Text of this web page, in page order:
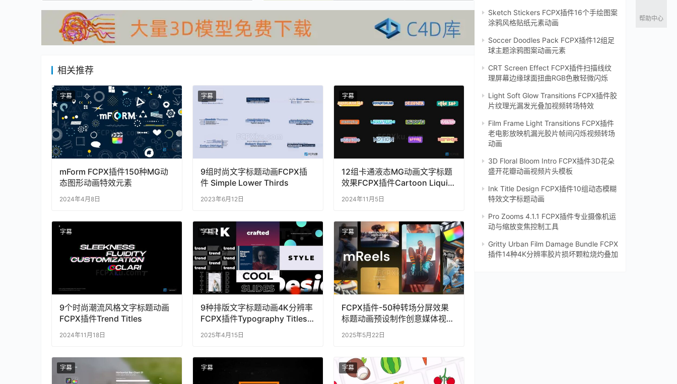
相关推荐
字幕
mForm FCPX插件150种MG动
态图形动画特效元素
2024年4月8日
字幕
9组时尚文字标题动画FCPX插
件 Simple Lower Thirds
2023年6月12日
字幕
12组卡通液态MG动画文字标题
效果FCPX插件Cartoon Liquid
Lower Thirds
2024年11月5日
字幕
9个时尚潮流风格文字标题动画
FCPX插件Trend Titles
2024年11月18日
字幕
9种排版文字标题动画4K分辨率
FCPX插件Typography Titles
2025年4月15日
字幕
FCPX插件-50种转场分屏效果
标题动画预设制作创意媒体视频
短片mReels
2025年5月22日
字幕 字幕 字幕
Sketch Stickers FCPX插件16个手绘图案
涂鸦风格贴纸元素动画
Soccer Doodles Pack FCPX插件12组足
球主题涂鸦图案动画元素
CRT Screen Effect FCPX插件扫描线纹
理屏幕边缘球面扭曲RGB色散轻微闪烁‌
Light Soft Glow Transitions FCPX插件胶
片纹理光漏发光叠加视频转场特效
Film Frame Light Transitions FCPX插件
老电影放映机漏光胶片帧间闪烁视频转场
动画
3D Floral Bloom Intro FCPX插件3D花朵
盛开花瓣动画视频片头模板
Ink Title Design FCPX插件10组动态模糊
特效文字标题动画
Pro Zooms 4.1.1 FCPX插件专业摄像机运
动与缩放变焦控制工具
Gritty Urban Film Damage Bundle FCPX
插件14种4K分辨率胶片损坏颗粒烧灼叠加
帮助中心